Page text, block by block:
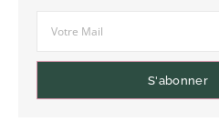
S'abonner